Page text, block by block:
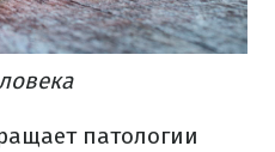
патологии